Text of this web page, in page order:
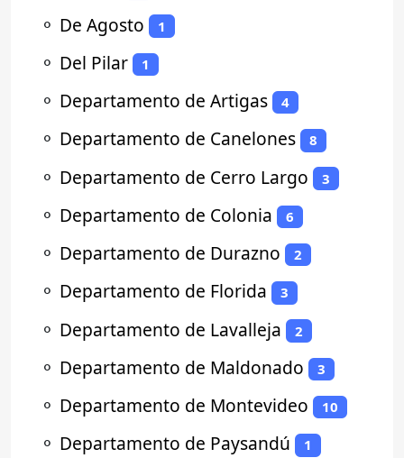
⚬ De Agosto 1
⚬ Del Pilar 1
⚬ Departamento de Artigas 4
⚬ Departamento de Canelones 8
⚬ Departamento de Cerro Largo 3
⚬ Departamento de Colonia 6
⚬ Departamento de Durazno 2
⚬ Departamento de Florida 3
⚬ Departamento de Lavalleja 2
⚬ Departamento de Maldonado 3
⚬ Departamento de Montevideo 10
⚬ Departamento de Paysandú 1